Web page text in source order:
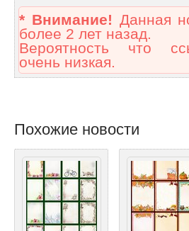
* Внимание! Данная
более 2 лет назад.
Вероятность что
очень низкая.
Похожие новости